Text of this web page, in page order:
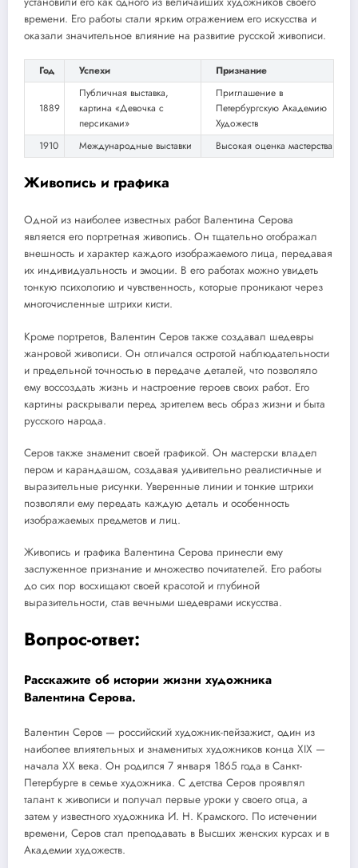
времени. Его работы стали ярким отражением его искусства и
оказали значительное влияние на развитие русской живописи.
Год Успехи Признание
1889
Публичная выставка,
картина «Девочка с
персиками»
Приглашение в
Петербургскую Академию
Художеств
1910
Международные выставки Высокая оценка мастерства
Живопись и графика
Одной из наиболее известных работ Валентина Серова
является его портретная живопись. Он тщательно отображал
внешность и характер каждого изображаемого лица, передавая
их индивидуальность и эмоции. В его работах можно увидеть
тонкую психологию и чувственность, которые проникают через
многочисленные штрихи кисти.
Кроме портретов, Валентин Серов также создавал шедевры
жанровой живописи. Он отличался остротой наблюдательности
и предельной точностью в передаче деталей, что позволяло
ему воссоздать жизнь и настроение героев своих работ. Его
картины раскрывали перед зрителем весь образ жизни и быта
русского народа.
Серов также знаменит своей графикой. Он мастерски владел
пером и карандашом, создавая удивительно реалистичные и
выразительные рисунки. Уверенные линии и тонкие штрихи
позволяли ему передать каждую деталь и особенность
изображаемых предметов и лиц.
Живопись и графика Валентина Серова принесли ему
заслуженное признание и множество почитателей. Его работы
до сих пор восхищают своей красотой и глубиной
выразительности, став вечными шедеврами искусства.
Вопрос-ответ:
Расскажите об истории жизни художника
Валентина Серова.
Валентин Серов — российский художник-пейзажист, один из
наиболее влиятельных и знаменитых художников конца XIX —
начала XX века. Он родился 7 января 1865 года в Санкт-
Петербурге в семье художника. С детства Серов проявлял
талант к живописи и получал первые уроки у своего отца, а
затем у известного художника И. Н. Крамского. По истечении
времени, Серов стал преподавать в Высших женских курсах и в
Академии художеств.